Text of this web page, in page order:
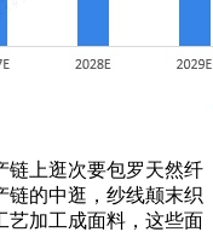
上逛次要包罗天然纤
链的中逛，纱线颠末织
艺加工成面料，这些面